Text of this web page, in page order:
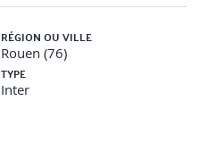
RÉGION OU VILLE
Rouen (76)
TYPE
Inter